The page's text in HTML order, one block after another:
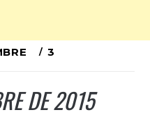
3
DE 2015